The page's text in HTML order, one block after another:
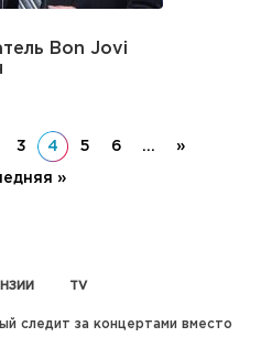
Bon Jovi
3 4 5 6 ... »
»
TV
следит за концертами вместо